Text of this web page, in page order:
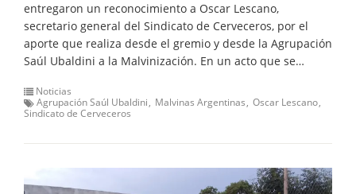
entregaron un reconocimiento a Oscar Lescano,
secretario general del Sindicato de Cerveceros, por el
aporte que realiza desde el gremio y desde la Agrupación
Saúl Ubaldini a la Malvinización. En un acto que se…
Noticias
Agrupación Saúl Ubaldini
Malvinas Argentinas Oscar Lescano
Sindicato de Cerveceros